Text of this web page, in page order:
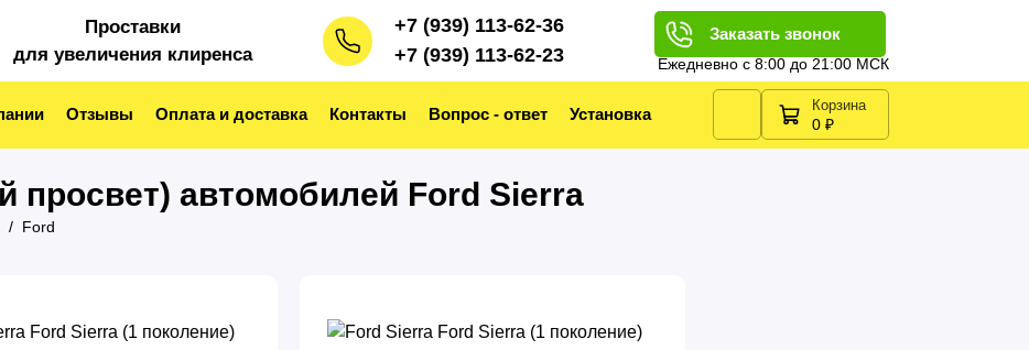
Проставки
для увеличения клиренса
+7 (939) 113-62-36
+7 (939) 113-62-23
Заказать звонок
Ежедневно с 8:00 до 21:00 МСК
Отзывы Оплата и доставка Контакты Вопрос - ответ Установка Корзина
0 ₽
просвет) автомобилей Ford Sierra
Ford